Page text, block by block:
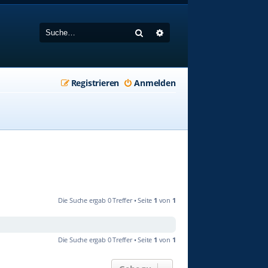
Suche
Anmelden
Registrieren
Die Suche ergab 0 Treffer • Seite 1 von 1
Die Suche ergab 0 Treffer • Seite 1 von 1